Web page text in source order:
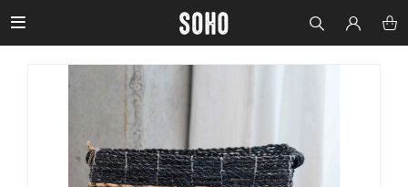
